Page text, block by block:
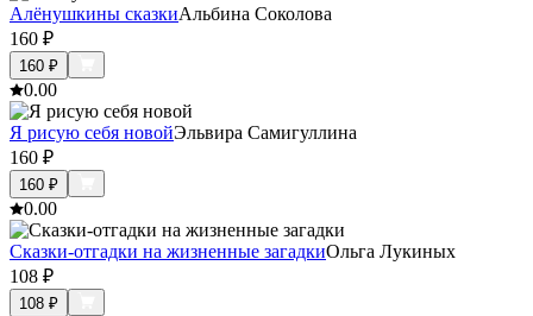
Алёнушкины сказкиАльбина Соколова
160 ₽
160 ₽
0.00
Я рисую себя новойЭльвира Самигуллина
160 ₽
160 ₽
0.00
Сказки-отгадки на жизненные загадкиОльга Лукиных
108 ₽
108 ₽